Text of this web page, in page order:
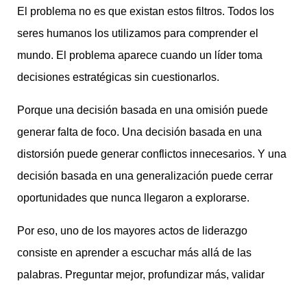
El problema no es que existan estos filtros. Todos los
seres humanos los utilizamos para comprender el
mundo. El problema aparece cuando un líder toma
decisiones estratégicas sin cuestionarlos.
Porque una decisión basada en una omisión puede
generar falta de foco. Una decisión basada en una
distorsión puede generar conflictos innecesarios. Y una
decisión basada en una generalización puede cerrar
oportunidades que nunca llegaron a explorarse.
Por eso, uno de los mayores actos de liderazgo
consiste en aprender a escuchar más allá de las
palabras. Preguntar mejor, profundizar más, validar